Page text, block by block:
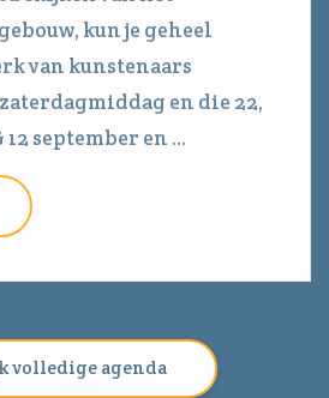
kun je geheel
van kunstenaars
en die 22,
12 september en ...
volledige agenda